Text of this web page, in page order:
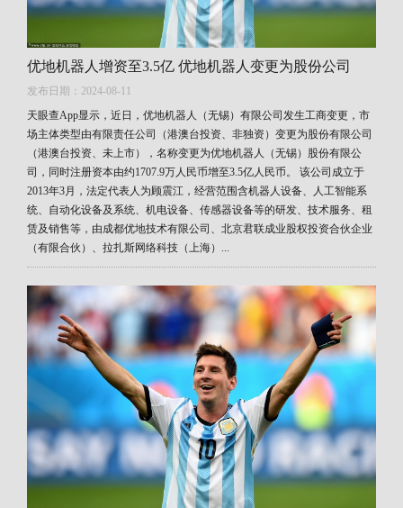
优地机器人增资至3.5亿 优地机器人变更为股份公司
发布日期：2024-08-11
天眼查App显示，近日，优地机器人（无锡）有限公司发生工商变更，市
场主体类型由有限责任公司（港澳台投资、非独资）变更为股份有限公司
（港澳台投资、未上市），名称变更为优地机器人（无锡）股份有限公
司，同时注册资本由约1707.9万人民币增至3.5亿人民币。 该公司成立于
2013年3月，法定代表人为顾震江，经营范围含机器人设备、人工智能系
统、自动化设备及系统、机电设备、传感器设备等的研发、技术服务、租
赁及销售等，由成都优地技术有限公司、北京君联成业股权投资合伙企业
（有限合伙）、拉扎斯网络科技（上海）...